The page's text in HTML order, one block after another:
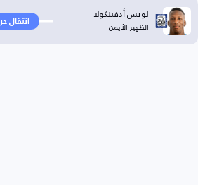
لويس أدفينكولا
الظهير الأيمن انتقال حر